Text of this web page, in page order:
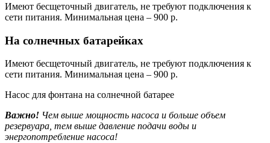
Имеют бесщеточный двигатель, не требуют подключения к
сети питания. Минимальная цена – 900 р.
На солнечных батарейках
Имеют бесщеточный двигатель, не требуют подключения к
сети питания. Минимальная цена – 900 р.
Насос для фонтана на солнечной батарее
Важно! Чем выше мощность насоса и больше объем
резервуара, тем выше давление подачи воды и
энергопотребление насоса!